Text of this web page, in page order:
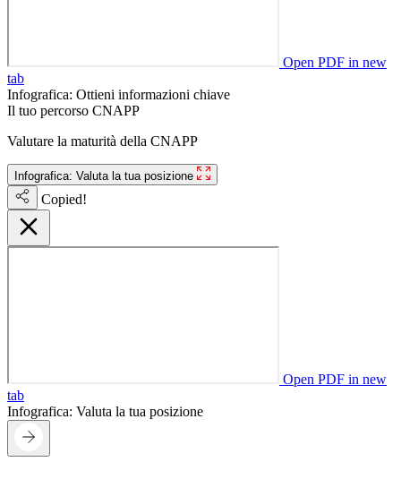
Open PDF in new
tab
Infografica: Ottieni informazioni chiave
Il tuo percorso CNAPP
Valutare la maturità della CNAPP
Infografica: Valuta la tua posizione
Copied!
Open PDF in new
tab
Infografica: Valuta la tua posizione